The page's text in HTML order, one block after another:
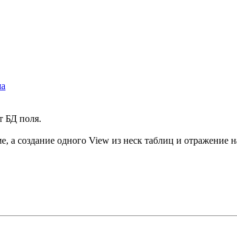
БД поля.
а создание одного View из неск таблиц и